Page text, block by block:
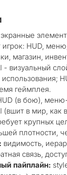
игрок: HUD,
магазин,
- визуальный
геймплея.
(в бою),
(вшит в мир, как
крупных
плотности,
видимость,
связь,
пайплайн: